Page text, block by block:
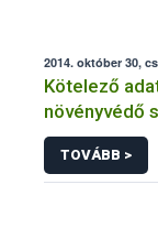
2014. október 30,
Kötelező
növényvédő
TOVÁBB >